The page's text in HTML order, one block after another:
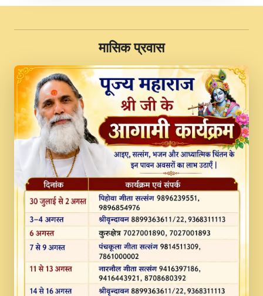
II Swami Gyananand Ji Maharaj.mp3
JINU SATGURU AAP BULAVE by Rasik
Pawan ji 20-11-19 Sankirtan At VEER JI
PRABHU KUTEER CHANNEL.mp3
Kina Sohna Tera Bhawan Sajaya Mata
Vaishno Devi Aarti Mata Rani Bhajan By
Lakhwinder Wadali Ji.mp3
MERE MANN VICH KANTH KALER
NEW PUNAJBI DEVOTIONAL SONG 2017
FULL VIDEO HD.mp3
Na To Roop Hai Bindu Ji Maharaj Pad - A
Divine Bhajan by Shri Indresh Ji
#BhaktiPath.mp3
Radha Rani Ki Kirpa Best Devotional
Song By Chitra Vichitra.mp3
​मासिक प्रवास